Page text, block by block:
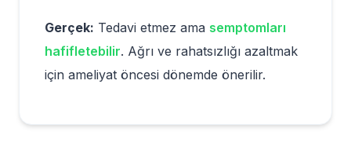
Gerçek: Tedavi etmez ama semptomları
hafifletebilir. Ağrı ve rahatsızlığı azaltmak
için ameliyat öncesi dönemde önerilir.